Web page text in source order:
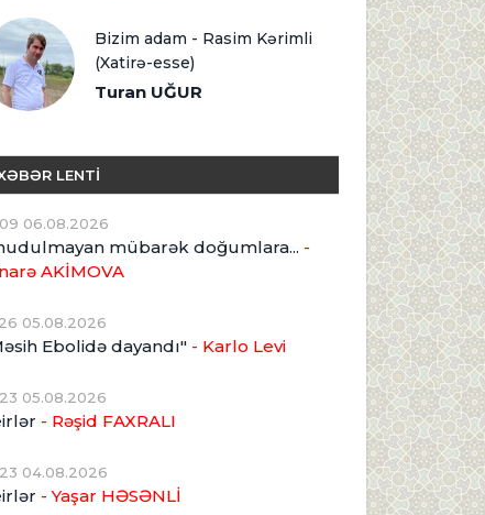
Bizim adam - Rasim Kərimli
(Xatirə-esse)
Turan UĞUR
LENTİ
06.08.2026
mübarək doğumlara... -
AKİMOVA
05.08.2026
Ebolidə dayandı" - Karlo Levi
05.08.2026
- Rəşid FAXRALI
04.08.2026
- Yaşar HƏSƏNLİ